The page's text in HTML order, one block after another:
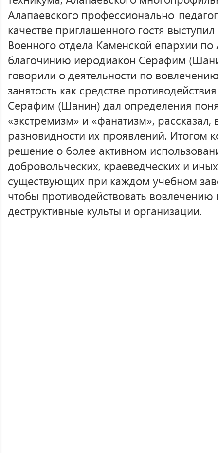
Алапаевского профессионально-
качестве приглашенного гостя
Военного отдела Каменской епархии
благочинию иеродиакон Серафим
говорили о деятельности по
занятость как средстве
Серафим (Шанин) дал определения
«экстремизм» и «фанатизм»,
разновидности их проявлений. Итогом
решение о более активном
добровольческих, краеведческих и
существующих при каждом учебном
чтобы противодействовать вовлечению
деструктивные культы и организации.